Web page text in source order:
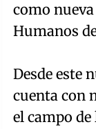
como
Humanos
Desde este
cuenta con
el campo